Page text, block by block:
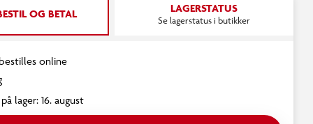
OG BETAL LAGERSTATUS
Se lagerstatus i butikker
online
lager: 16. august